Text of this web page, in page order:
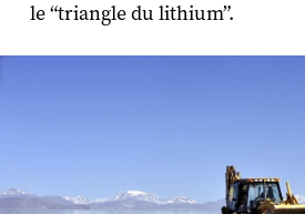
le “triangle du lithium”.